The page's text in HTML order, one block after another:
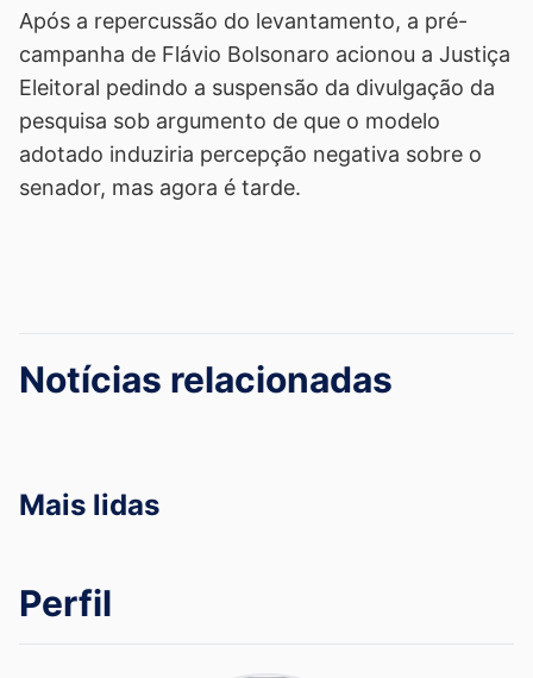
Após a repercussão do levantamento, a pré-
campanha de Flávio Bolsonaro acionou a Justiça
Eleitoral pedindo a suspensão da divulgação da
pesquisa sob argumento de que o modelo
adotado induziria percepção negativa sobre o
senador, mas agora é tarde.
Notícias relacionadas
Mais lidas
Perfil